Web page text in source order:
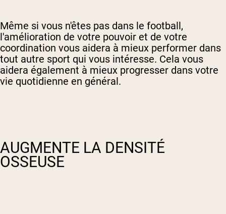
Même si vous n'êtes pas dans le football,
l'amélioration de votre pouvoir et de votre
coordination vous aidera à mieux performer dans
tout autre sport qui vous intéresse. Cela vous
aidera également à mieux progresser dans votre
vie quotidienne en général.
AUGMENTE LA DENSITÉ
OSSEUSE